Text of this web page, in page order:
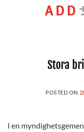
Stora
POSTED ON
I en